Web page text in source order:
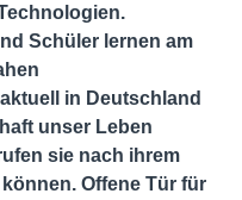
Schüler lernen am
in Deutschland
unser Leben
sie nach ihrem
Offene Tür für